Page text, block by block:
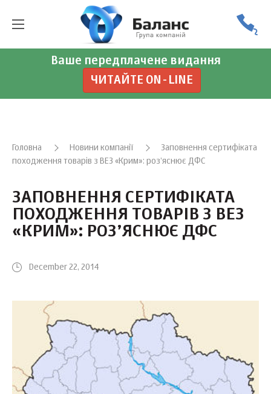
Ваше передплачене видання
ЧИТАЙТЕ ON-LINE
Головна Новини компанії
Заповнення сертифіката
походження товарів з ВЕЗ «Крим»: роз’яснює ДФС
ЗАПОВНЕННЯ СЕРТИФІКАТА
ПОХОДЖЕННЯ ТОВАРІВ З ВЕЗ
«КРИМ»: РОЗ’ЯСНЮЄ ДФС
December 22, 2014